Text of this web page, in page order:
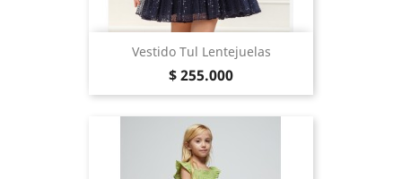
Vestido Tul Lentejuelas
Precio
$ 255.000